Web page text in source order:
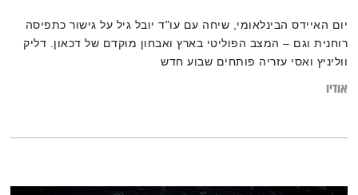
יום האיידס הבינלאומי, שיחה עם עו"ד יובל גיל על גישור כתפיסה
רוחנית וגם – המצב הפוליטי בארץ ואבחון מוקדם של דכאון. דליק
ווליניץ ואסי עזריה פותחים שבוע חדש
אודיו